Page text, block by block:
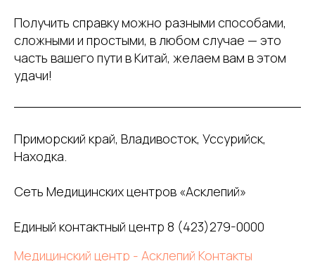
Получить справку можно разными способами,
сложными и простыми, в любом случае — это
часть вашего пути в Китай, желаем вам в этом
удачи!
Приморский край, Владивосток, Уссурийск,
Находка.
Сеть Медицинских центров «Асклепий»
Единый контактный центр 8 (423)279-0000
Медицинский центр - Асклепий Контакты